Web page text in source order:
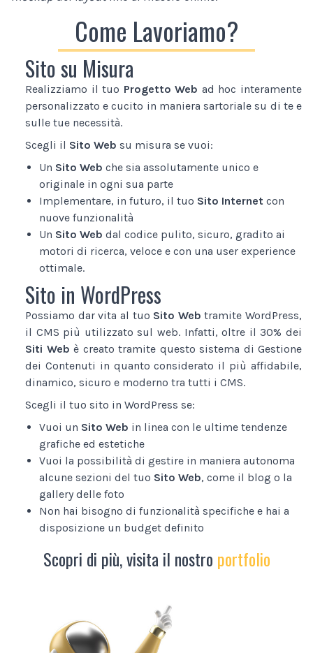
Come Lavoriamo?
Sito su Misura
Realizziamo il tuo Progetto Web ad hoc interamente
personalizzato e cucito in maniera sartoriale su di te e
sulle tue necessità.
Scegli il Sito Web su misura se vuoi:
Un Sito Web che sia assolutamente unico e
originale in ogni sua parte
Implementare, in futuro, il tuo Sito Internet con
nuove funzionalità
Un Sito Web dal codice pulito, sicuro, gradito ai
motori di ricerca, veloce e con una user experience
ottimale.
Sito in WordPress
Possiamo dar vita al tuo Sito Web tramite WordPress,
il CMS più utilizzato sul web. Infatti, oltre il 30% dei
Siti Web è creato tramite questo sistema di Gestione
dei Contenuti in quanto considerato il più affidabile,
dinamico, sicuro e moderno tra tutti i CMS.
Scegli il tuo sito in WordPress se:
Vuoi un Sito Web in linea con le ultime tendenze
grafiche ed estetiche
Vuoi la possibilità di gestire in maniera autonoma
alcune sezioni del tuo Sito Web, come il blog o la
gallery delle foto
Non hai bisogno di funzionalità specifiche e hai a
disposizione un budget definito
Scopri di più, visita il nostro portfolio